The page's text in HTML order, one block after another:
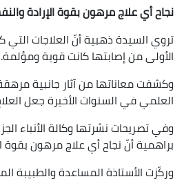
نجاح أي علاج مرهون بقوة الإرادة
تروي السيدة ذهبية أنّ العلاجات التي
الأولى من إصابتها كانت قوية ومؤلمة.
وكشفت معاناتها من آثار جانبية مرهقة
العلمي في السنوات الأخيرة جعل
وفي تصريحات نشرتها وكالة الأنباء
براهمية أنّ نجاح أي علاج مرهون بقوة
وركّزت الأستاذة المساعدة والطبيبة